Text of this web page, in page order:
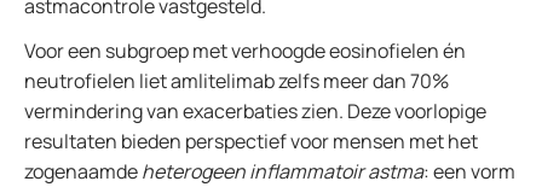
astmacontrole vastgesteld.
Voor een subgroep met verhoogde eosinofielen én
neutrofielen liet amlitelimab zelfs meer dan 70%
vermindering van exacerbaties zien. Deze voorlopige
resultaten bieden perspectief voor mensen met het
zogenaamdeheterogeen inflammatoir astma: een vorm